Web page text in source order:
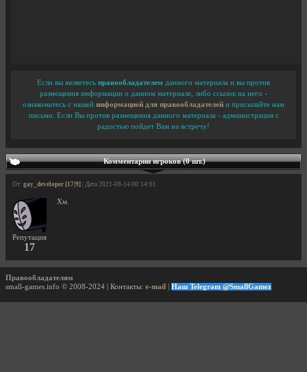
Если вы являетесь правообладателем данного материала и вы против
размещения информации о данном материале, либо ссылок на него -
ознакомьтесь с нашей информацией для правообладателей и присылайте нам
письмо. Если Вы против размещения данного материала - администрация с
радостью пойдет Вам на встречу!
Комментарии игроков (0 шт.)
От: gay_developer [17|9] | Дата 2021-08-14 00:14:01
Репутация
17
Хм.
Правообладателям
small-games.info © 2008-2024 | Контакты: e-mail Наш Telegram @SmallGamez